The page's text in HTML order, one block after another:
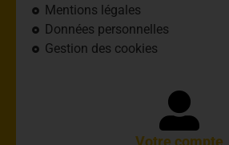
Mentions légales
Données personnelles
Gestion des cookies
Votre compte